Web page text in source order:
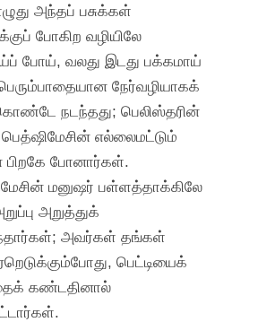
அந்தப் பசுக்கள்
போகிற வழியிலே
போய், வலது இடது பக்கமாய்
நேர்வழியாகக்
நடந்தது; பெலிஸ்தரின்
எல்லைமட்டும்
போனார்கள்.
மனுஷர் பள்ளத்தாக்கிலே
அறுத்துக்
அவர்கள் தங்கள்
பெட்டியைக்
கண்டதினால்